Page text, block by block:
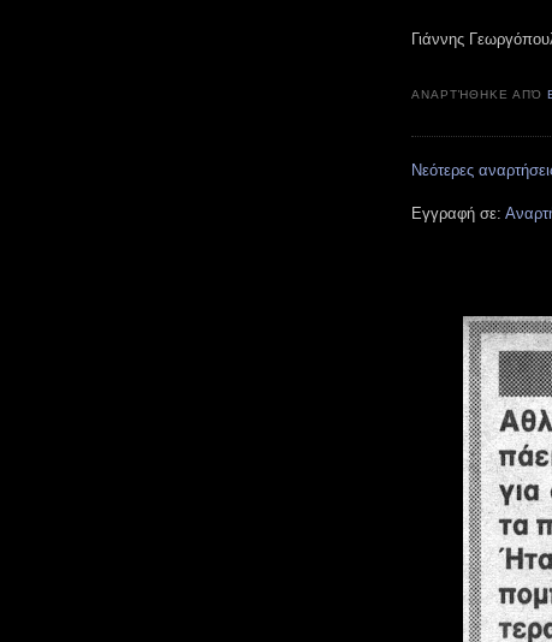
Γιάννης
ΑΝΑΡΤΉΘΗΚΕ ΑΠΌ
Νεότερες
Εγγραφή σε: